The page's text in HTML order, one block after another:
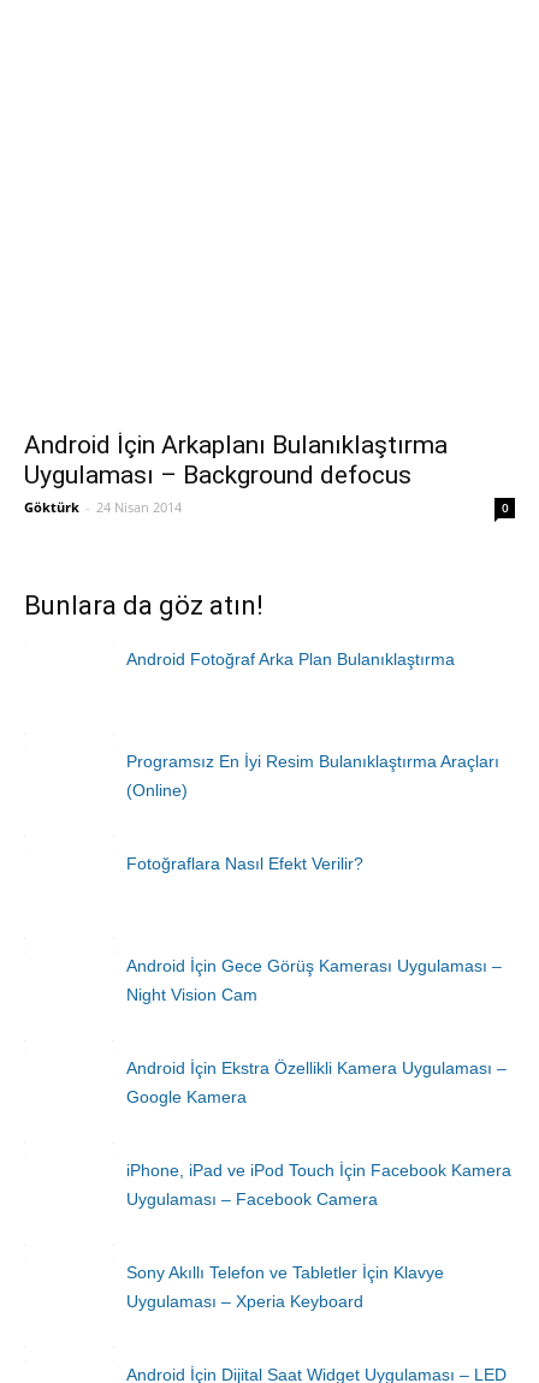
Android İçin Arkaplanı Bulanıklaştırma
Uygulaması – Background defocus
Göktürk - 24 Nisan 2014 0
Bunlara da göz atın!
Android Fotoğraf Arka Plan Bulanıklaştırma
Programsız En İyi Resim Bulanıklaştırma Araçları
(Online)
Fotoğraflara Nasıl Efekt Verilir?
Android İçin Gece Görüş Kamerası Uygulaması –
Night Vision Cam
Android İçin Ekstra Özellikli Kamera Uygulaması –
Google Kamera
iPhone, iPad ve iPod Touch İçin Facebook Kamera
Uygulaması – Facebook Camera
Sony Akıllı Telefon ve Tabletler İçin Klavye
Uygulaması – Xperia Keyboard
Android İçin Dijital Saat Widget Uygulaması – LED